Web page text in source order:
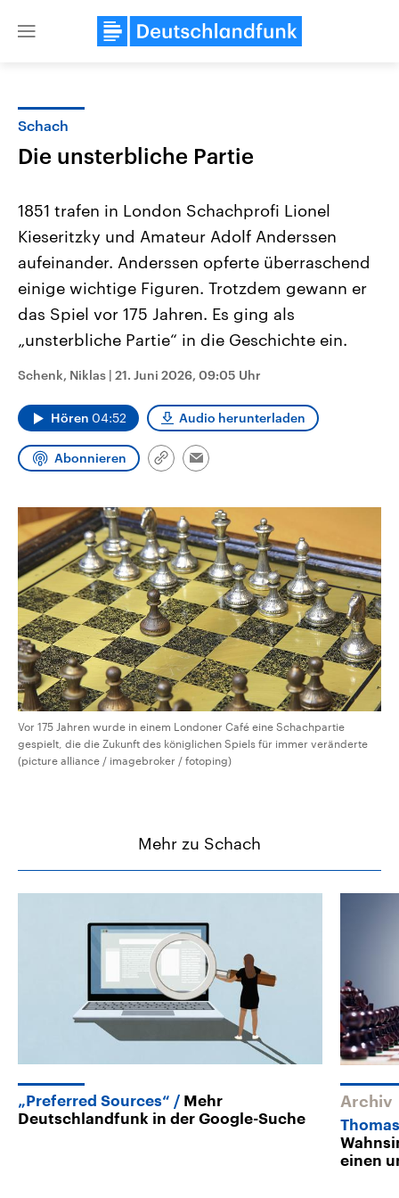
Close
Landtagswahl Sachsen-Anhalt
Alle Informationen
September 2026 einen neuen
Landtag. Seit 2021 wird das
CDU, SPD und FDP regiert.-
Umfragen, Prognosen,
und Hintergründe zu den Parteien
und Kandidaten der anstehenden
USA
Aktuelle Beiträge,
Hintergründe
gehören die Vereinigten
den mächtigsten Ländern
aktuelle Weltgeschehen.
Sendungen Programm
Schach
Die unsterbliche Partie
1851 trafen in London Schachprofi Lionel
Kieseritzky und Amateur Adolf Anderssen
aufeinander. Anderssen opferte überraschend
einige wichtige Figuren. Trotzdem gewann er
das Spiel vor 175 Jahren. Es ging als
„unsterbliche Partie“ in die Geschichte ein.
Schenk, Niklas | 21. Juni 2026, 09:05 Uhr
Hören 04:52 Audio herunterladen
Abonnieren
Link
Email
Vor 175 Jahren wurde in einem Londoner Café eine Schachpartie
gespielt, die die Zukunft des königlichen Spiels für immer veränderte
(picture alliance / imagebroker / fotoping)
Mehr zu Schach
„Preferred Sources“
Mehr
Deutschlandfunk in der Google-Suche
Archiv
einen